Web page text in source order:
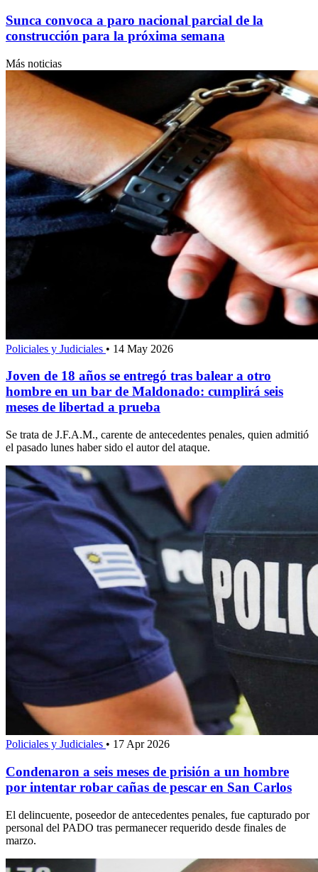
Sunca convoca a paro nacional parcial de la
construcción para la próxima semana
Más noticias
Policiales y Judiciales • 14 May 2026
Joven de 18 años se entregó tras balear a otro
hombre en un bar de Maldonado: cumplirá seis
meses de libertad a prueba
Se trata de J.F.A.M., carente de antecedentes penales, quien admitió
el pasado lunes haber sido el autor del ataque.
Policiales y Judiciales • 17 Apr 2026
Condenaron a seis meses de prisión a un hombre
por intentar robar cañas de pescar en San Carlos
El delincuente, poseedor de antecedentes penales, fue capturado por
personal del PADO tras permanecer requerido desde finales de
marzo.